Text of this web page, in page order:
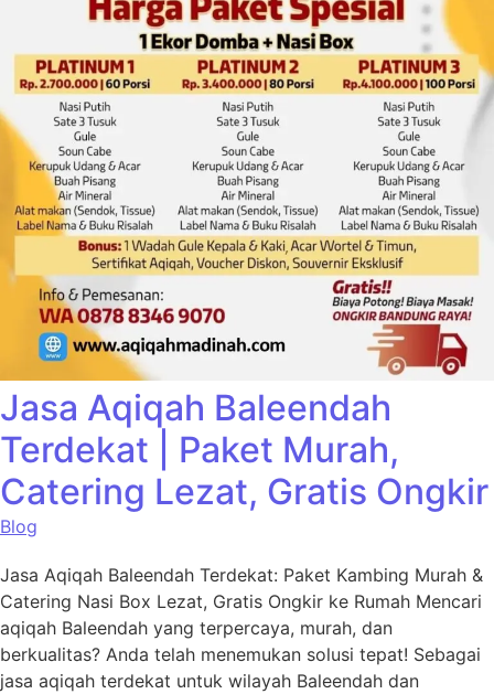
Jasa Aqiqah Baleendah
Terdekat | Paket Murah,
Catering Lezat, Gratis Ongkir
Blog
Jasa Aqiqah Baleendah Terdekat: Paket Kambing Murah &
Catering Nasi Box Lezat, Gratis Ongkir ke Rumah Mencari
aqiqah Baleendah yang terpercaya, murah, dan
berkualitas? Anda telah menemukan solusi tepat! Sebagai
jasa aqiqah terdekat untuk wilayah Baleendah dan